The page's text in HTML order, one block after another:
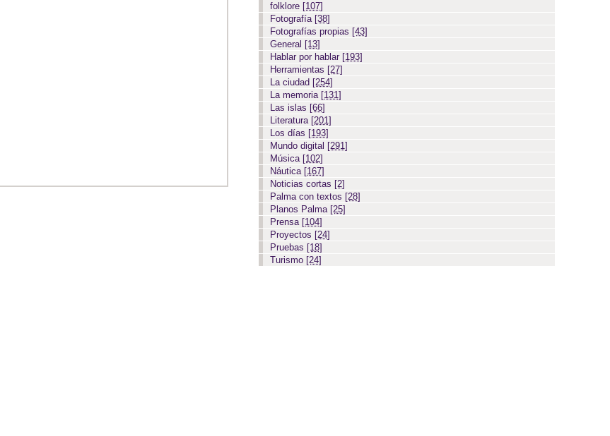
folklore [107]
Fotografía [38]
Fotografías propias [43]
General [13]
Hablar por hablar [193]
Herramientas [27]
La ciudad [254]
La memoria [131]
Las islas [66]
Literatura [201]
Los días [193]
Mundo digital [291]
Música [102]
Náutica [167]
Noticias cortas [2]
Palma con textos [28]
Planos Palma [25]
Prensa [104]
Proyectos [24]
Pruebas [18]
Turismo [24]